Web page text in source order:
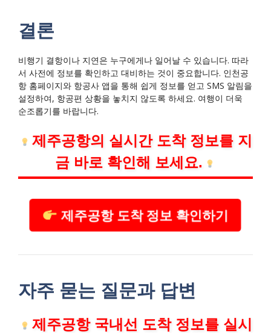
결론
비행기 결항이나 지연은 누구에게나 일어날 수 있습니다. 따라
서 사전에 정보를 확인하고 대비하는 것이 중요합니다. 인천공
항 홈페이지와 항공사 앱을 통해 쉽게 정보를 얻고 SMS 알림을
설정하여, 항공편 상황을 놓치지 않도록 하세요. 여행이 더욱
순조롭기를 바랍니다.
제주공항의 실시간 도착 정보를 지
금 바로 확인해 보세요.
제주공항 도착 정보 확인하기
자주 묻는 질문과 답변
제주공항 국내선 도착 정보를 실시